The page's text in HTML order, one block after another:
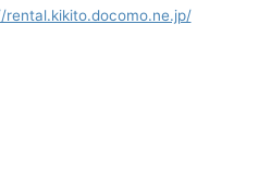
rental.kikito.docomo.ne.jp/